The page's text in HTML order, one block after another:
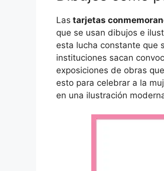
Las tarjetas
que se usan dibujos e
esta lucha constante que
instituciones sacan
exposiciones de obras
esto para celebrar a la
en una ilustración